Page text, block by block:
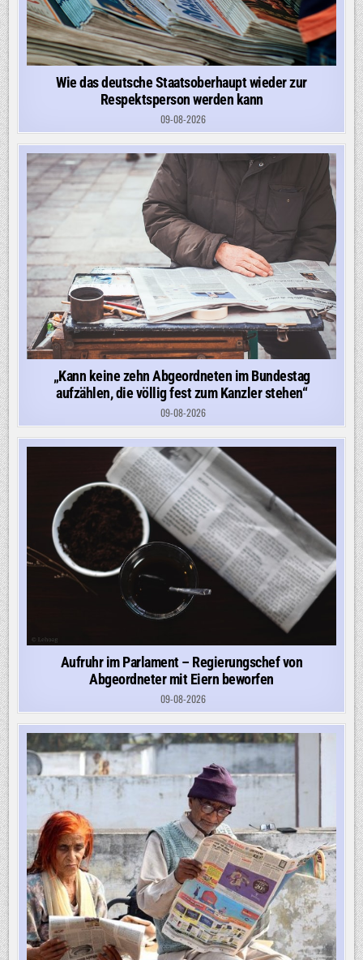
Wie das deutsche Staatsoberhaupt wieder zur
Respektsperson werden kann
09-08-2026
„Kann keine zehn Abgeordneten im Bundestag
aufzählen, die völlig fest zum Kanzler stehen“
09-08-2026
Aufruhr im Parlament – Regierungschef von
Abgeordneter mit Eiern beworfen
09-08-2026